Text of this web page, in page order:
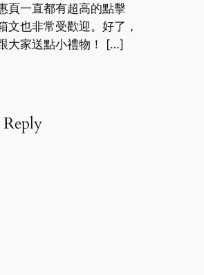
頁一直都有超高的點擊
文也非常受歡迎。好了，
大家送點小禮物！ […]
Reply